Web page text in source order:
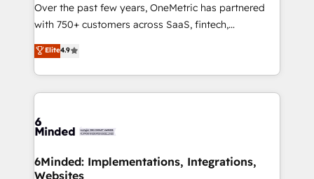
Award: Best Integration • 150+ successful HubSpot
projects • Clients in 30+ industries • Proprietary
technology for integrations • Multilingual team:
English, Spanish, Portuguese & Italian 👉 Grow
smarter with AI and HubSpot.
Over the past few years, OneMetric has partnered
with 750+ customers across SaaS, fintech,
healthcare, real estate, and other industries. With
150+ HubSpot-certified experts, we deliver scalable
solutions to complex GTM and RevOps challenges.
Our Expertise 🔹 Onboarding & Implementation:
tailored to your GTM motion. 🔹 Migrations:
from other CRMs to HubSpot without data loss or
downtime. 🔹 RevOps Strategy: Align teams,
Elite4.9
6Minded: Implementations, Integrations,
Websites